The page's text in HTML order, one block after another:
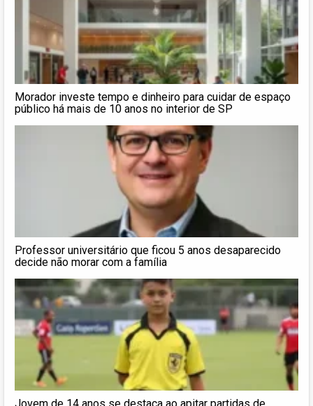
Morador investe tempo e dinheiro para cuidar de espaço
público há mais de 10 anos no interior de SP
Professor universitário que ficou 5 anos desaparecido
decide não morar com a família